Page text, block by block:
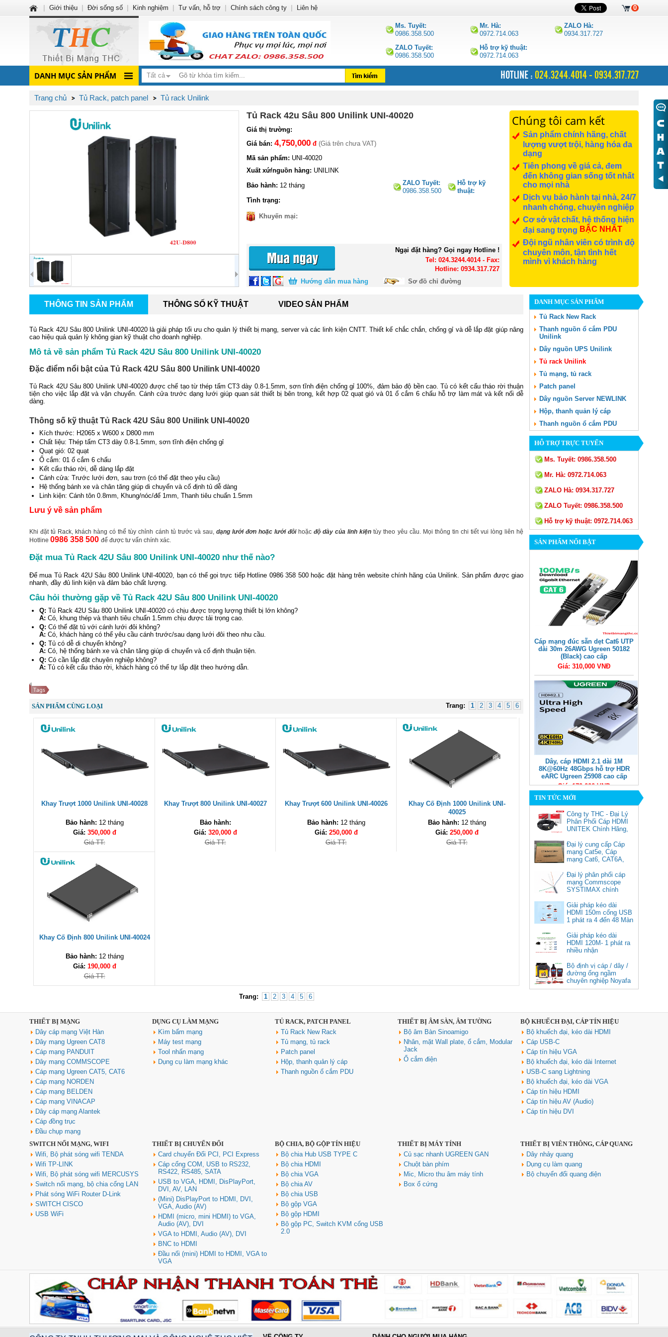
Ms. Tuyết:
0986.358.500
Mr. Hà:
0972.714.063
ZALO Hà:
0934.317.727
ZALO Tuyết:
0986.358.500
Hỗ trợ kỹ thuật:
0972.714.063
DANH MỤC SẢN PHẨM Tất cả HOTLINE : 024.3244.4014 - 0934.317.727
Trang chủ Tủ Rack, patch panel Tủ rack Unilink
Tủ Rack 42u Sâu 800 Unilink UNI-40020
Giá thị trường:
Giá bán: 4,750,000 đ (Giá trên chưa VAT)
Mã sản phẩm: UNI-40020
Xuất xứ/nguồn hàng: UNILINK
ZALO Tuyết:
0986.358.500
Hỗ trợ kỹ
thuật:
Bảo hành: 12 tháng
Tình trạng:
Khuyến mại:
Ngại đặt hàng? Gọi ngay Hotline !
Tel: 024.3244.4014 - Fax:
Hotline: 0934.317.727
Hướng dẫn mua hàng
Sơ đồ chỉ đường
Chúng tôi cam kết
Sản phẩm chính hãng, chất
lượng vượt trội, hàng hóa đa
dạng
Tiên phong về giá cả, đem
đến không gian sống tốt nhất
cho mọi nhà
Dịch vụ bảo hành tại nhà, 24/7
nhanh chóng, chuyên nghiệp
Cơ sở vật chất, hệ thống hiện
đại sang trọng BẬC NHẤT
Đội ngũ nhân viên có trình độ
chuyên môn, tận tình hết
mình vì khách hàng
THÔNG TIN SẢN PHẨM THÔNG SỐ KỸ THUẬT VIDEO SẢN PHẨM
Tủ Rack 42U Sâu 800 Unilink UNI-40020 là giải pháp tối ưu cho quản lý thiết bị mạng, server và các linh kiện CNTT. Thiết kế chắc chắn, chống gỉ và dễ lắp đặt giúp nâng
cao hiệu quả quản lý không gian kỹ thuật cho doanh nghiệp.
Mô tả về sản phẩm Tủ Rack 42U Sâu 800 Unilink UNI-40020
Đặc điểm nổi bật của Tủ Rack 42U Sâu 800 Unilink UNI-40020
Tủ Rack 42U Sâu 800 Unilink UNI-40020 được chế tạo từ thép tấm CT3 dày 0.8-1.5mm, sơn tĩnh điện chống gỉ 100%, đảm bảo độ bền cao. Tủ có kết cấu tháo rời thuận
tiện cho việc lắp đặt và vận chuyển. Cánh cửa trước dạng lưới giúp quan sát thiết bị bên trong, kết hợp 02 quạt gió và 01 ổ cắm 6 chấu hỗ trợ làm mát và kết nối dễ
dàng.
Thông số kỹ thuật Tủ Rack 42U Sâu 800 Unilink UNI-40020
Kích thước: H2065 x W600 x D800 mm
Chất liệu: Thép tấm CT3 dày 0.8-1.5mm, sơn tĩnh điện chống gỉ
Quạt gió: 02 quạt
Ổ cắm: 01 ổ cắm 6 chấu
Kết cấu tháo rời, dễ dàng lắp đặt
Cánh cửa: Trước lưới đơn, sau trơn (có thể đặt theo yêu cầu)
Hệ thống bánh xe và chân tăng giúp di chuyển và cố định tủ dễ dàng
Linh kiện: Cánh tôn 0.8mm, Khung/nóc/đế 1mm, Thanh tiêu chuẩn 1.5mm
Lưu ý về sản phẩm
Khi đặt tủ Rack, khách hàng có thể tùy chỉnh cánh tủ trước và sau, dạng lưới đơn hoặc lưới đôi hoặcđộ dày của linh kiện tùy theo yêu cầu. Mọi thông tin chi tiết vui lòng liên hệ
Hotline 0986 358 500 để được tư vấn chính xác.
Đặt mua Tủ Rack 42U Sâu 800 Unilink UNI-40020 như thế nào?
Để mua Tủ Rack 42U Sâu 800 Unilink UNI-40020, bạn có thể gọi trực tiếp Hotline 0986 358 500 hoặc đặt hàng trên website chính hãng của Unilink. Sản phẩm được giao
nhanh, đầy đủ linh kiện và đảm bảo chất lượng.
Câu hỏi thường gặp về Tủ Rack 42U Sâu 800 Unilink UNI-40020
Q: Tủ Rack 42U Sâu 800 Unilink UNI-40020 có chịu được trọng lượng thiết bị lớn không?
A: Có, khung thép và thanh tiêu chuẩn 1.5mm chịu được tải trọng cao.
Q: Có thể đặt tủ với cánh lưới đôi không?
A: Có, khách hàng có thể yêu cầu cánh trước/sau dạng lưới đôi theo nhu cầu.
Q: Tủ có dễ di chuyển không?
A: Có, hệ thống bánh xe và chân tăng giúp di chuyển và cố định thuận tiện.
Q: Có cần lắp đặt chuyên nghiệp không?
A: Tủ có kết cấu tháo rời, khách hàng có thể tự lắp đặt theo hướng dẫn.
Trang: 1 2 3 4 5 6
SẢN PHẨM CÙNG LOẠI
Khay Trượt 1000 Unilink UNI-40028
Bảo hành: 12 tháng
Giá: 350,000 đ
Giá TT:
Khay Trượt 800 Unilink UNI-40027
Bảo hành:
Giá: 320,000 đ
Giá TT:
Khay Trượt 600 Unilink UNI-40026
Bảo hành: 12 tháng
Giá: 250,000 đ
Giá TT:
Khay Cố Định 1000 Unilink UNI-
40025
Bảo hành: 12 tháng
Giá: 250,000 đ
Giá TT:
Khay Cố Định 800 Unilink UNI-40024
Bảo hành: 12 tháng
Giá: 190,000 đ
Giá TT:
Trang: 1 2 3 4 5 6
DANH MỤC SẢN PHẨM
Tủ Rack New Rack
Thanh nguồn ổ cắm PDU
Unilink
Dây nguồn UPS Unilink
Tủ rack Unilink
Tủ mạng, tủ rack
Patch panel
Dây nguồn Server NEWLINK
Hộp, thanh quản lý cáp
Thanh nguồn ổ cắm PDU
HỖ TRỢ TRỰC TUYẾN
Ms. Tuyết: 0986.358.500
Mr. Hà: 0972.714.063
ZALO Hà: 0934.317.727
ZALO Tuyết: 0986.358.500
Hỗ trợ kỹ thuật: 0972.714.063
SẢN PHẨM NỔI BẬT
Cáp mạng đúc sẵn dẹt Cat6 UTP
dài 30m 26AWG Ugreen 50182
(Black) cao cấp
Giá: 310,000 VNĐ
Dây, cáp HDMI 2.1 dài 1M
8K@60Hz 48Gbps hỗ trợ HDR
eARC Ugreen 25908 cao cấp
Giá: 170,000 VNĐ
Cáp chuyển USB Type-C sang
Displayport 1.4 độ phân giải
cao cấp
Giá: 350,000 VNĐ
nhiễu chống cháy ALANTEK
301-FRS015-E01P-3SG5 cao cấp
Giá: Liên hệ
HDMI 4K@60Hz, Sạc PD 100W
PD 100W Ugreen 45000 cao cấp
Giá: 650,000 VNĐ
TIN TỨC MỚI
Công ty THC - Đại Lý
Phân Phối Cáp HDMI
UNITEK Chính Hãng,
Đại lý cung cấp Cáp
mạng Cat5e, Cáp
mạng Cat6, CAT6A,
Commscope
Đại lý phân phối cáp
mạng Commscope
SYSTIMAX chính
Giải pháp kéo dài
HDMI 150m cổng USB
1 phát ra 4 đến 48 Màn
Giải pháp kéo dài
HDMI 120M- 1 phát ra
nhiều nhận
Bộ định vị cáp / dây /
đường ống ngầm
chuyên nghiệp Noyafa
NF-826
THIẾT BỊ MẠNG
Dây cáp mạng Việt Hàn
Dây mạng Ugreen CAT8
Cáp mạng PANDUIT
Dây mạng COMMSCOPE
Cáp mạng Ugreen CAT5, CAT6
Cáp mạng NORDEN
Cáp mạng BELDEN
Cáp mạng VINACAP
Dây cáp mạng Alantek
Cáp đồng trục
Đầu chụp mạng
DỤNG CỤ LÀM MẠNG
Kìm bấm mạng
Máy test mạng
Tool nhấn mạng
Dụng cụ làm mạng khác
TỦ RACK, PATCH PANEL
Tủ Rack New Rack
Tủ mạng, tủ rack
Patch panel
Hộp, thanh quản lý cáp
Thanh nguồn ổ cắm PDU
THIẾT BỊ ÂM SÀN, ÂM TƯỜNG
Bộ âm Bàn Sinoamigo
Nhân, mặt Wall plate, ổ cắm, Modular
Jack
Ổ cắm điện
BỘ KHUẾCH ĐẠI, CÁP TÍN HIỆU
Bộ khuếch đại, kéo dài HDMI
Cáp USB-C
Cáp tín hiệu VGA
Bộ khuếch đại, kéo dài Internet
USB-C sang Lightning
Bộ khuếch đại, kéo dài VGA
Cáp tín hiệu HDMI
Cáp tín hiệu AV (Audio)
Cáp tín hiệu DVI
SWITCH NỐI MẠNG, WIFI
Wifi, Bộ phát sóng wifi TENDA
Wifi TP-LINK
Wifi, Bộ phát sóng wifi MERCUSYS
Switch nối mạng, bộ chia cổng LAN
Phát sóng WiFi Router D-Link
SWITCH CISCO
USB WiFi
THIẾT BỊ CHUYỂN ĐỔI
Card chuyển Đổi PCI, PCI Express
Cáp cổng COM, USB to RS232,
RS422, RS485, SATA
USB to VGA, HDMI, DisPlayPort,
DVI, AV, LAN
(Mini) DisPlayPort to HDMI, DVI,
VGA, Audio (AV)
HDMI (micro, mini HDMI) to VGA,
Audio (AV), DVI
VGA to HDMI, Audio (AV), DVI
BNC to HDMI
Đầu nối (mini) HDMI to HDMI, VGA to
VGA
BỘ CHIA, BỘ GỘP TÍN HIỆU
Bộ chia Hub USB TYPE C
Bộ chia HDMI
Bộ chia VGA
Bộ chia AV
Bộ chia USB
Bộ gộp VGA
Bộ gộp HDMI
Bộ gộp PC, Switch KVM cổng USB
2.0
THIẾT BỊ MÁY TÍNH
Củ sạc nhanh UGREEN GAN
Chuột bàn phím
Mic, Micro thu âm máy tính
Box ổ cứng
THIẾT BỊ VIỄN THÔNG, CÁP QUANG
Dây nhảy quang
Dụng cụ làm quang
Bộ chuyển đổi quang điện
0
Giới thiệu Đời sống số Kinh nghiệm Tư vấn, hỗ trợ Chính sách công ty Liên hệ